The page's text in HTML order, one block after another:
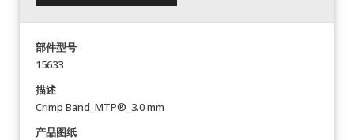
部件型号
15633
描述
Crimp Band_MTP®_3.0 mm
产品图纸